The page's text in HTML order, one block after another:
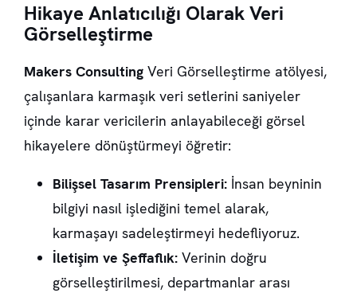
Hikaye Anlatıcılığı Olarak Veri
Görselleştirme
Makers Consulting Veri Görselleştirme atölyesi,
çalışanlara karmaşık veri setlerini saniyeler
içinde karar vericilerin anlayabileceği görsel
hikayelere dönüştürmeyi öğretir:
Bilişsel Tasarım Prensipleri: İnsan beyninin
bilgiyi nasıl işlediğini temel alarak,
karmaşayı sadeleştirmeyi hedefliyoruz.
İletişim ve Şeffaflık: Verinin doğru
görselleştirilmesi, departmanlar arası